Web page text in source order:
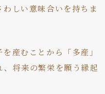
しい意味合いを持ちま
産むことから「多産」
、将来の繁栄を願う縁起